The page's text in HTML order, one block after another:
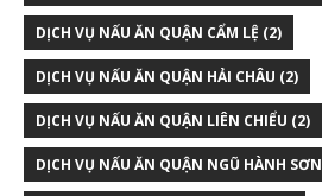
DỊCH VỤ NẤU ĂN QUẬN CẨM LỆ (2)
DỊCH VỤ NẤU ĂN QUẬN HẢI CHÂU (2)
DỊCH VỤ NẤU ĂN QUẬN LIÊN CHIỂU (2)
DỊCH VỤ NẤU ĂN QUẬN NGŨ HÀNH SƠN